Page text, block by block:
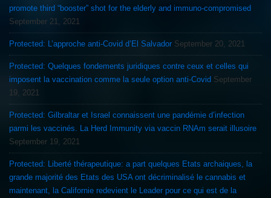
promote third “booster” shot for the elderly and immuno-compromised
September 21, 2021
Protected: L’approche anti-Covid d’El Salvador September 20, 2021
Protected: Quelques fondements juridiques contre ceux et celles qui
imposent la vaccination comme la seule option anti-Covid September
19, 2021
Protected: Gilbraltar et Israel connaissent une pandémie d’infection
parmi les vaccinés. La Herd Immunity via vaccin RNAm serait illusoire
September 19, 2021
Protected: Liberté thérapeutique: a part quelques Etats archaiques, la
grande majorité des Etats des USA ont décriminalisé le cannabis et
maintenant, la Californie redevient le Leader pour ce qui est de la